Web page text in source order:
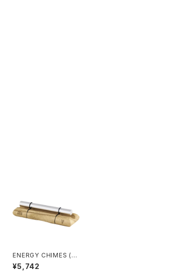
ENERGY CHIMES (エ
ナジーチャイム) NEPT
¥5,742